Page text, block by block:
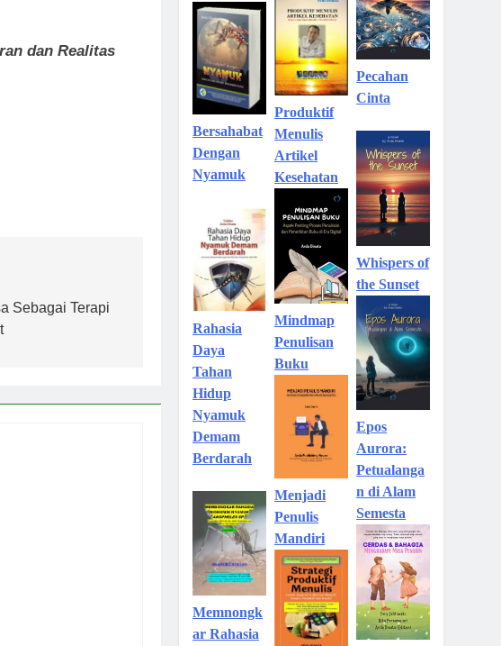
dan Realitas
Sebagai Terapi
Bersahabat
Dengan
Nyamuk
Rahasia
Daya
Tahan
Hidup
Nyamuk
Demam
Berdarah
Memnongk
ar Rahasia
Produktif
Menulis
Artikel
Kesehatan
Mindmap
Penulisan
Buku
Menjadi
Penulis
Mandiri
Pecahan
Cinta
Whispers of
the Sunset
Epos
Aurora:
Petualanga
n di Alam
Semesta